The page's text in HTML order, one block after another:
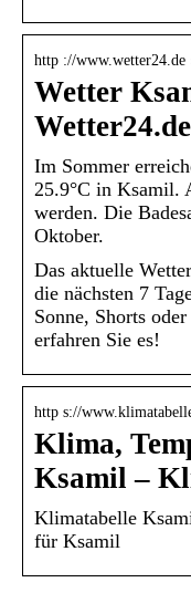
http ://www.wetter24.de
Wetter
Wetter24.de
Im Sommer
25.9°C in Ksamil.
werden. Die
Oktober.
Das aktuelle
die nächsten 7
Sonne, Shorts
erfahren Sie es!
http s://
Klima,
Ksamil –
Klimatabelle
für Ksamil